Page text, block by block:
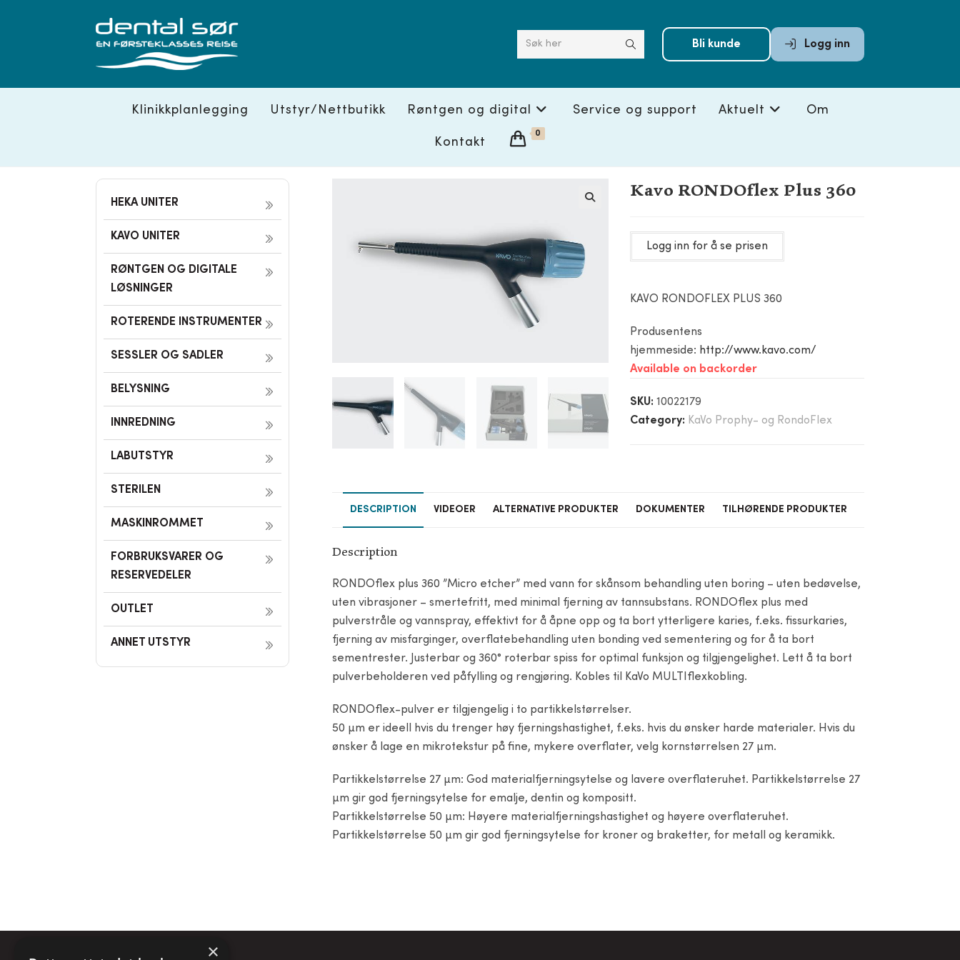
Søk her Bli kunde Logg inn
Klinikkplanlegging Utstyr/Nettbutikk Røntgen og digital Service og support Aktuelt Om
Kontakt
0
HEKA UNITER
KAVO UNITER
RØNTGEN OG DIGITALE
LØSNINGER
ROTERENDE INSTRUMENTER
SESSLER OG SADLER
BELYSNING
INNREDNING
LABUTSTYR
STERILEN
MASKINROMMET
FORBRUKSVARER OG
RESERVEDELER
OUTLET
ANNET UTSTYR
Kavo RONDOflex Plus 360
Logg inn for å se prisen
KAVO RONDOFLEX PLUS 360
Produsentens
hjemmeside: http://www.kavo.com/
Available on backorder
SKU:10022179
Category: KaVo Prophy- og RondoFlex
DESCRIPTION VIDEOER ALTERNATIVE PRODUKTER DOKUMENTER TILHØRENDE PRODUKTER
Description
RONDOflex plus 360 ”Micro etcher” med vann for skånsom behandling uten boring – uten bedøvelse,
uten vibrasjoner – smertefritt, med minimal fjerning av tannsubstans. RONDOflex plus med
pulverstråle og vannspray, effektivt for å åpne opp og ta bort ytterligere karies, f.eks. fissurkaries,
fjerning av misfarginger, overflatebehandling uten bonding ved sementering og for å ta bort
sementrester. Justerbar og 360° roterbar spiss for optimal funksjon og tilgjengelighet. Lett å ta bort
pulverbeholderen ved påfylling og rengjøring. Kobles til KaVo MULTIflexkobling.
RONDOflex-pulver er tilgjengelig i to partikkelstørrelser.
50 µm er ideell hvis du trenger høy fjerningshastighet, f.eks. hvis du ønsker harde materialer. Hvis du
ønsker å lage en mikrotekstur på fine, mykere overflater, velg kornstørrelsen 27 µm.
Partikkelstørrelse 27 µm: God materialfjerningsytelse og lavere overflateruhet. Partikkelstørrelse 27
µm gir god fjerningsytelse for emalje, dentin og kompositt.
Partikkelstørrelse 50 µm: Høyere materialfjerningshastighet og høyere overflateruhet.
Partikkelstørrelse 50 µm gir god fjerningsytelse for kroner og braketter, for metall og keramikk.
×